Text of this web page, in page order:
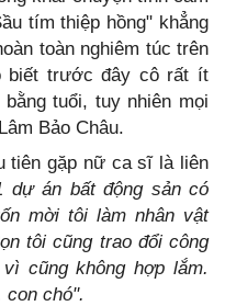
tím thiệp hồng" khẳng
toàn nghiêm túc trên
biết trước đây cô rất ít
tuổi, tuy nhiên mọi
Bảo Châu.
tiên gặp nữ ca sĩ là liên
dự án bất động sản có
mời tôi làm nhân vật
tôi cũng trao đổi công
cũng không hợp lắm.
con chó".